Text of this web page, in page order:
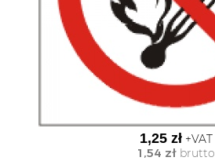
1,25 zł+VAT
1,54 zł brutto